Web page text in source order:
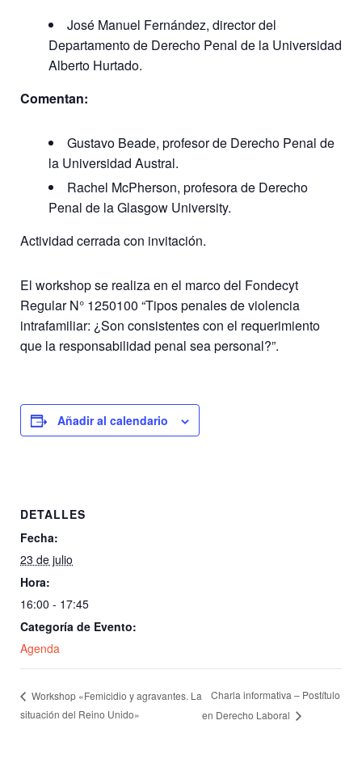
José Manuel Fernández, director del
Departamento de Derecho Penal de la Universidad
Alberto Hurtado.
Comentan:
Gustavo Beade, profesor de Derecho Penal de
la Universidad Austral.
Rachel McPherson, profesora de Derecho
Penal de la Glasgow University.
Actividad cerrada con invitación.
El workshop se realiza en el marco del Fondecyt
Regular N° 1250100 “Tipos penales de violencia
intrafamiliar: ¿Son consistentes con el requerimiento
que la responsabilidad penal sea personal?”.
Añadir al calendario
DETALLES
Fecha:
23 de julio
Hora:
16:00 - 17:45
Categoría de Evento:
Agenda
Workshop «Femicidio y agravantes. La
situación del Reino Unido»
Charla informativa – Postítulo
en Derecho Laboral